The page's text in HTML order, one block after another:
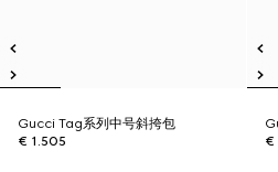
Gucci Tag系列中号斜挎包
€ 1.505
€